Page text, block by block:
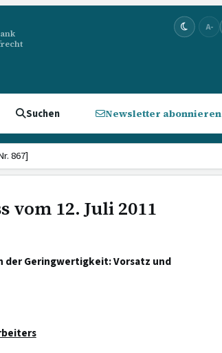
A-
Suchen Newsletter abonnieren
867]
vom 12. Juli 2011
der Geringwertigkeit: Vorsatz und